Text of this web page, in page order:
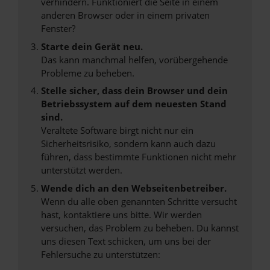
anderen Browser oder in einem privaten
Fenster?
Starte dein Gerät neu.
Das kann manchmal helfen, vorübergehende
Probleme zu beheben.
Stelle sicher, dass dein Browser und dein
Betriebssystem auf dem neuesten Stand
sind.
Veraltete Software birgt nicht nur ein
Sicherheitsrisiko, sondern kann auch dazu
führen, dass bestimmte Funktionen nicht mehr
unterstützt werden.
Wende dich an den Webseitenbetreiber.
Wenn du alle oben genannten Schritte versucht
hast, kontaktiere uns bitte. Wir werden
versuchen, das Problem zu beheben. Du kannst
uns diesen Text schicken, um uns bei der
Fehlersuche zu unterstützen: